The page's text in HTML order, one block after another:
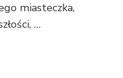
miasteczka,
…